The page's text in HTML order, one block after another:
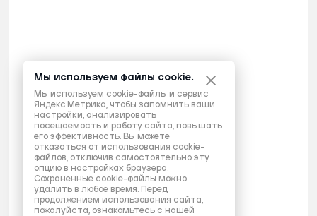
Мы используем файлы cookie.
Мы используем cookie-файлы и сервис
Яндекс.Метрика, чтобы запомнить ваши
настройки, анализировать
посещаемость и работу сайта, повышать
его эффективность. Вы можете
отказаться от использования cookie-
файлов, отключив самостоятельно эту
опцию в настройках браузера.
Сохраненные cookie-файлы можно
удалить в любое время. Перед
продолжением использования сайта,
пожалуйста, ознакомьтесь с нашей